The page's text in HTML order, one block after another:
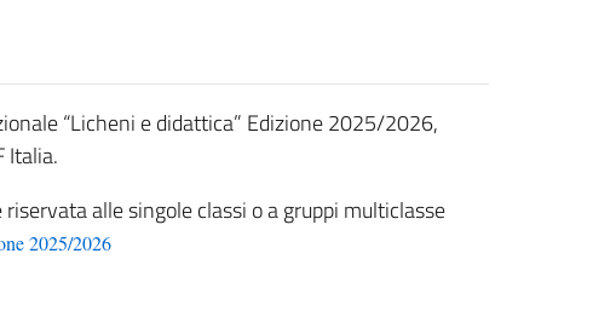
“Licheni e didattica” Edizione 2025/2026,
Italia.
alle singole classi o a gruppi multiclasse
2025/2026